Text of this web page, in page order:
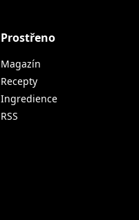
Prostřeno
Magazín
Recepty
Ingredience
RSS